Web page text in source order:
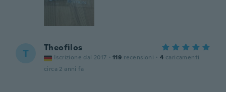
T Theofilos
Iscrizione dal 2017 · 119 recensioni · 4 caricamenti
circa 2 anni fa